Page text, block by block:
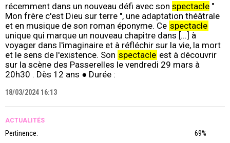
récemment dans un nouveau défi avec son spectacle "
Mon frère c'est Dieu sur terre ", une adaptation théâtrale
et en musique de son roman éponyme. Ce spectacle
unique qui marque un nouveau chapitre dans [...] à
voyager dans l'imaginaire et à réfléchir sur la vie, la mort
et le sens de l'existence. Son spectacle est à découvrir
sur la scène des Passerelles le vendredi 29 mars à
20h30 . Dès 12 ans ● Durée :
18/03/2024 16:13
ACTUALITÉS
Pertinence: 69%